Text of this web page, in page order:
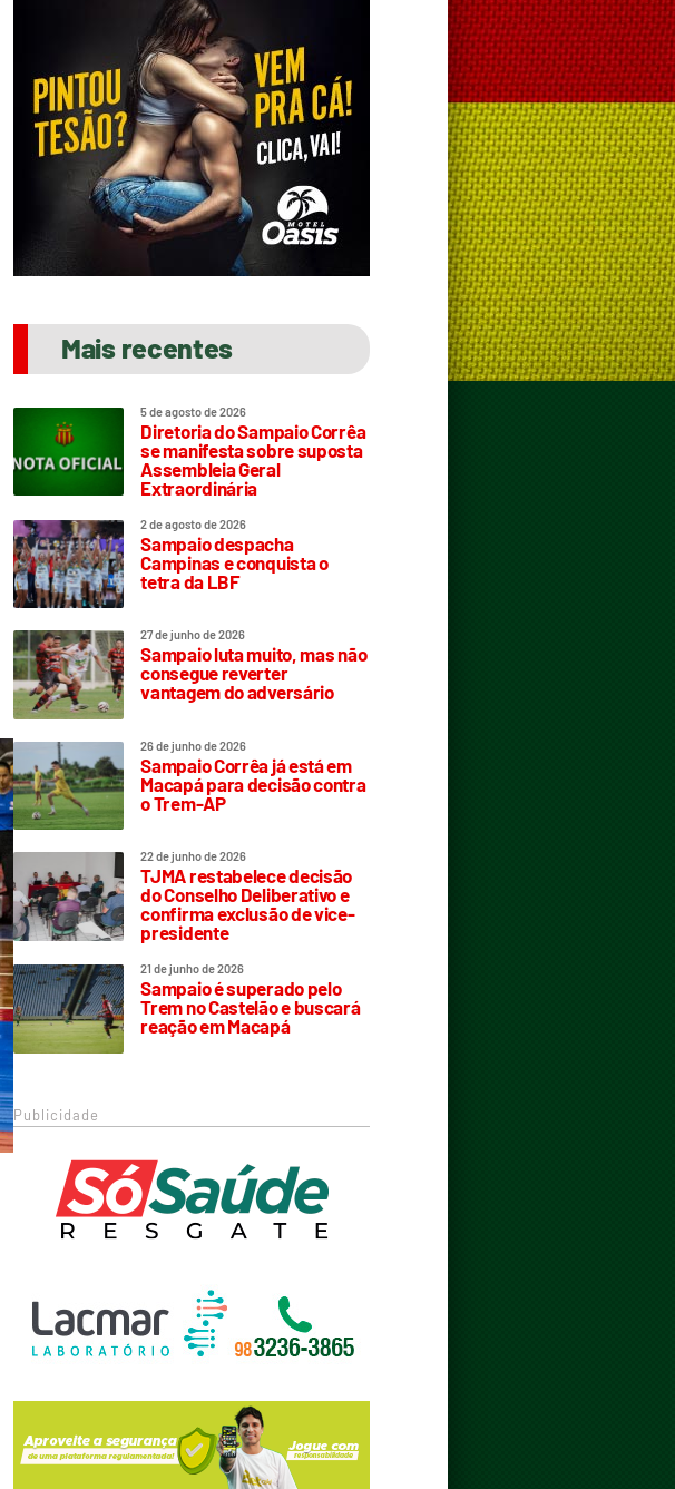
Mais recentes
5 de agosto de 2026
Diretoria do Sampaio Corrêa
se manifesta sobre suposta
Assembleia Geral
Extraordinária
2 de agosto de 2026
Sampaio despacha
Campinas e conquista o
tetra da LBF
27 de junho de 2026
Sampaio luta muito, mas não
consegue reverter
vantagem do adversário
26 de junho de 2026
Sampaio Corrêa já está em
Macapá para decisão contra
o Trem-AP
22 de junho de 2026
TJMA restabelece decisão
do Conselho Deliberativo e
confirma exclusão de vice-
presidente
21 de junho de 2026
Sampaio é superado pelo
Trem no Castelão e buscará
reação em Macapá
Publicidade